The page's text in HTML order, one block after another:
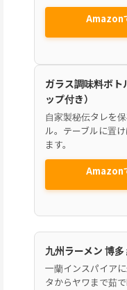
Amazon
ガラス調味料ボ
ップ付き）
自家製秘伝タレを
ル。テーブルに置
ます。
Amazon
九州ラーメン 博
一蘭インスパイア
タからヤワまで茹